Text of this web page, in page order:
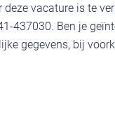
deze vacature is te
437030. Ben je
gegevens, bij